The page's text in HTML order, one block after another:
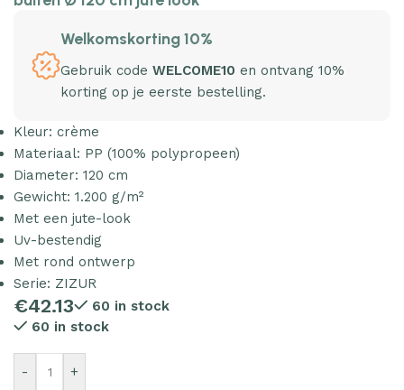
Welkomskorting 10%
Gebruik code WELCOME10 en ontvang 10%
korting op je eerste bestelling.
Kleur: crème
Materiaal: PP (100% polypropeen)
Diameter: 120 cm
Gewicht: 1.200 g/m²
Met een jute-look
Uv-bestendig
Met rond ontwerp
Serie: ZIZUR
€42.13
60 in stock
60 in stock
- +